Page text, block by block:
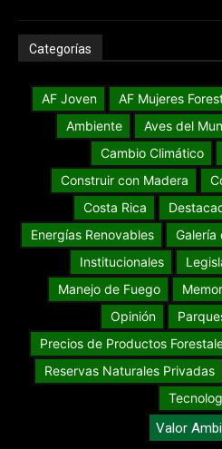
Categorías
AF Joven AF Mujeres
Ambiente
Aves del
Cambio Climático
Construir con Madera
Costa Rica
Energías Renovables
Galería
Institucionales
Manejo de Fuego
Opinión
Precios de Productos
Reservas Naturales Privadas
Valor